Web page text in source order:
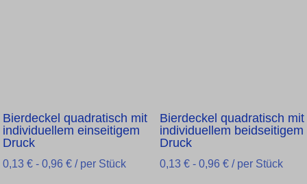
Bierdeckel quadratisch mit
individuellem einseitigem
Druck
0,13 € - 0,96 € / per Stück
Bierdeckel quadratisch mit
individuellem beidseitigem
Druck
0,13 €- 0,96 €/ per Stück